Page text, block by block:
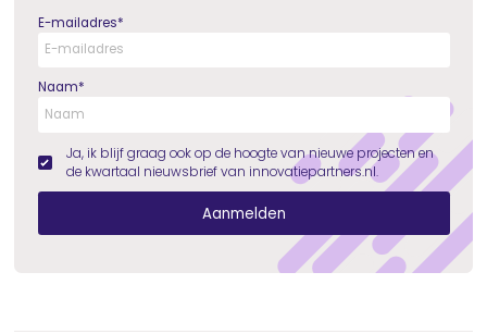
E-mailadres*
Naam*
Ja, ik blijf graag ook op de hoogte van nieuwe projecten en
de kwartaal nieuwsbrief van innovatiepartners.nl.
Aanmelden